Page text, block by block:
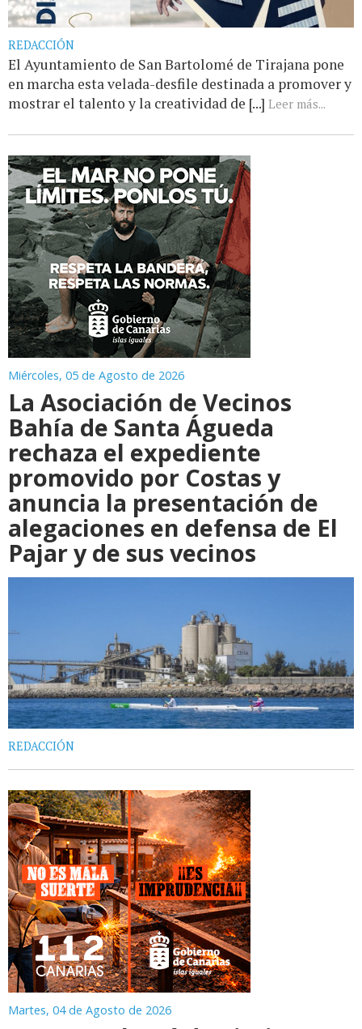
REDACCIÓN
El Ayuntamiento de San Bartolomé de Tirajana pone
en marcha esta velada-desfile destinada a promover y
mostrar el talento y la creatividad de [...] Leer más...
Miércoles, 05 de Agosto de 2026
La Asociación de Vecinos
Bahía de Santa Águeda
rechaza el expediente
promovido por Costas y
anuncia la presentación de
alegaciones en defensa de El
Pajar y de sus vecinos
REDACCIÓN
Martes, 04 de Agosto de 2026